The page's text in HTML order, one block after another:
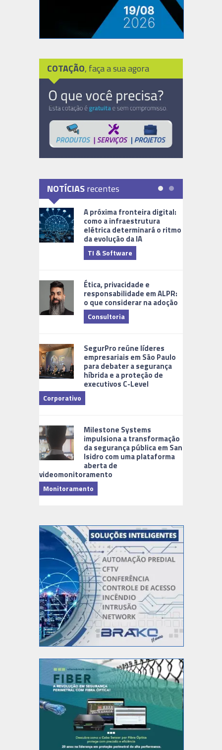
COTAÇÃO, faça a sua agora
NOTÍCIASrecentes
A próxima fronteira digital:
como a infraestrutura
elétrica determinará o ritmo
da evolução da IA
TI & Software
Ética, privacidade e
responsabilidade em ALPR:
o que considerar na adoção
Consultoria
SegurPro reúne líderes
empresariais em São Paulo
para debater a segurança
híbrida e a proteção de
executivos C-Level
Corporativo
Milestone Systems
impulsiona a transformação
da segurança pública em San
Isidro com uma plataforma
aberta de
videomonitoramento
Monitoramento